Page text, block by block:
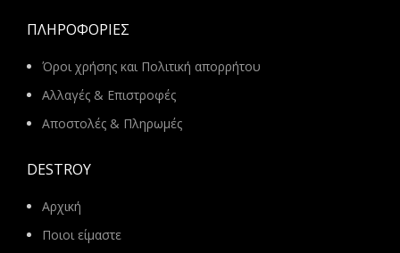
ΠΛΗΡΟΦΟΡΊΕΣ
Όροι χρήσης και Πολιτική απορρήτου
Αλλαγές & Επιστροφές
Αποστολές & Πληρωμές
DESTROY
Αρχική
Ποιοι είμαστε